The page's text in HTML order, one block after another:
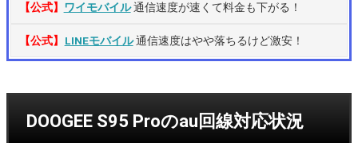
【公式】 ワイモバイル通信速度が速くて料金も下がる！
【公式】 LINEモバイル通信速度はやや落ちるけど激安！
DOOGEE S95 Proのau回線対応状況